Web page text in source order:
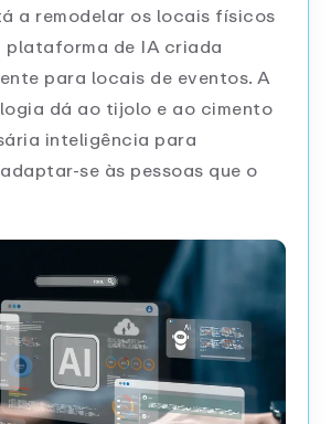
a remodelar os locais físicos
plataforma de IA criada
para locais de eventos. A
dá ao tijolo e ao cimento
inteligência para
se às pessoas que o